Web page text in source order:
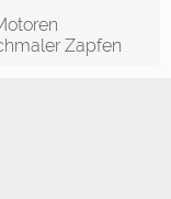
Zapfen